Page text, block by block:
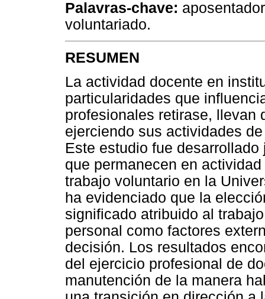
Palavras-chave:
voluntariado.
RESUMEN
La actividad docente en
particularidades que
profesionales retirase, llevan
ejerciendo sus actividades
Este estudio fue
que permanecen en
trabajo voluntario en la
ha evidenciado que la
significado atribuido al
personal como factores
decisión. Los resultados
del ejercicio profesional de
manutención de la manera